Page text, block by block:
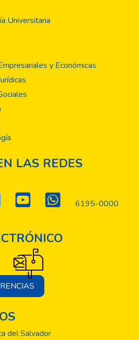
Universitaria
y Económicas
LAS REDES
6195-0000
del Salvador